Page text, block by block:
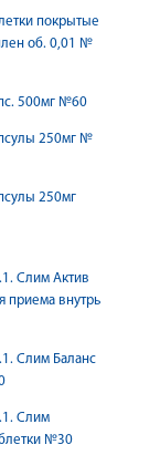
покрытые
об. 0,01 №
500мг №60
250мг №
250мг
Слим Актив
приема внутрь
Слим Баланс
Слим
№30